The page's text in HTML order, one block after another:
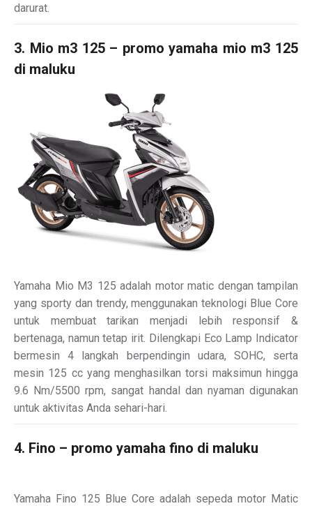
darurat.
3. Mio m3 125 – promo yamaha mio m3 125
di maluku
Yamaha Mio M3 125 adalah motor matic dengan tampilan
yang sporty dan trendy, menggunakan teknologi Blue Core
untuk membuat tarikan menjadi lebih responsif &
bertenaga, namun tetap irit. Dilengkapi Eco Lamp Indicator
bermesin 4 langkah berpendingin udara, SOHC, serta
mesin 125 cc yang menghasilkan torsi maksimun hingga
9.6 Nm/5500 rpm, sangat handal dan nyaman digunakan
untuk aktivitas Anda sehari-hari.
4. Fino – promo yamaha fino di maluku
Yamaha Fino 125 Blue Core adalah sepeda motor Matic